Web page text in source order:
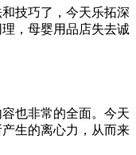
技巧了，今天乐拓深
，母婴用品店失去诚
也非常的全面。今天
生的离心力，从而来